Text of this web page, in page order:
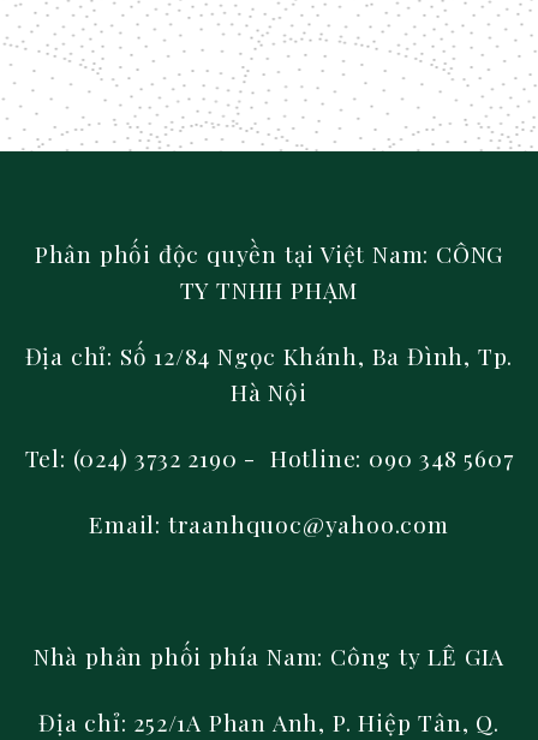
Phân phối độc quyền tại Việt Nam: CÔNG
TY TNHH PHẠM
Địa chỉ: Số 12/84 Ngọc Khánh, Ba Đình, Tp.
Hà Nội
Tel: (024) 3732 2190 - Hotline: 090 348 5607
Email: traanhquoc@yahoo.com
Nhà phân phối phía Nam: Công ty LÊ GIA
Địa chỉ: 252/1A Phan Anh, P. Hiệp Tân, Q.